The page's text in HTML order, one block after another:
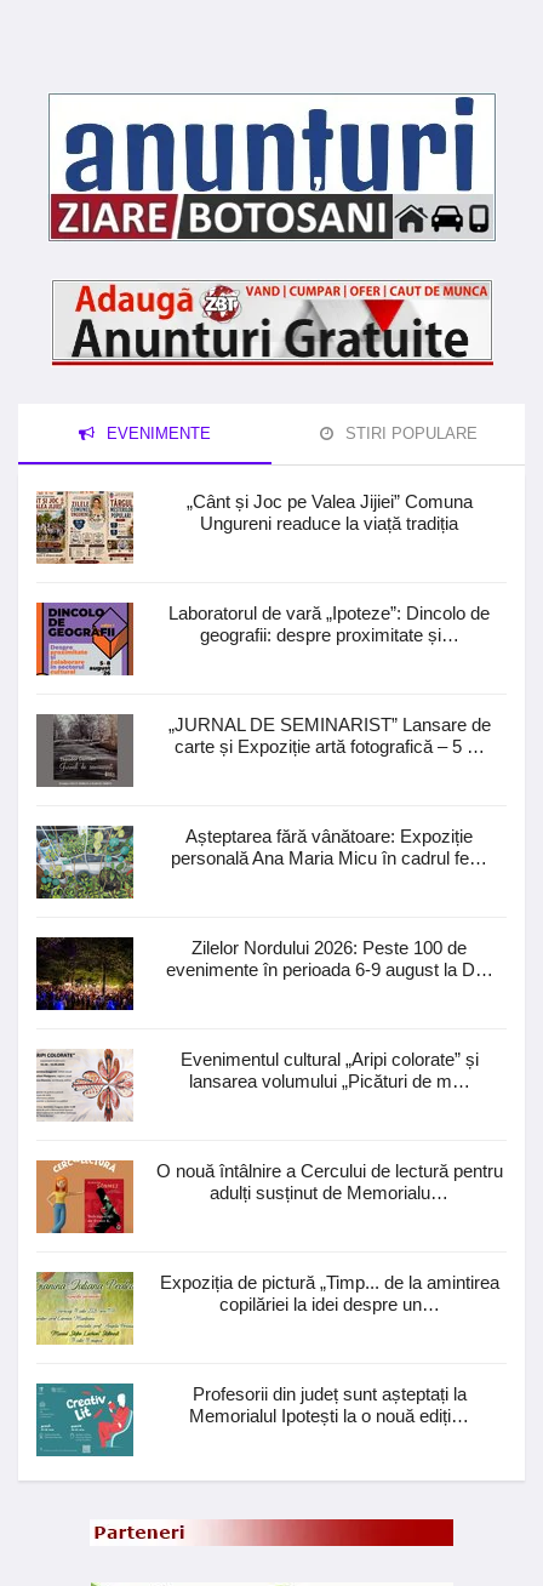
EVENIMENTE STIRI POPULARE
„Cânt și Joc pe Valea Jijiei” Comuna
Ungureni readuce la viață tradiția
Laboratorul de vară „Ipoteze”: Dincolo de
geografii: despre proximitate și…
„JURNAL DE SEMINARIST” Lansare de
carte și Expoziție artă fotografică – 5 …
Așteptarea fără vânătoare: Expoziție
personală Ana Maria Micu în cadrul fe…
Zilelor Nordului 2026: Peste 100 de
evenimente în perioada 6-9 august la D…
Evenimentul cultural „Aripi colorate” și
lansarea volumului „Picături de m…
O nouă întâlnire a Cercului de lectură pentru
adulți susținut de Memorialu…
Expoziția de pictură „Timp... de la amintirea
copilăriei la idei despre un…
Profesorii din județ sunt așteptați la
Memorialul Ipotești la o nouă ediți…